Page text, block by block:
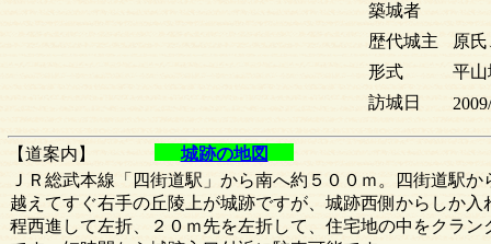
城跡の地図
築城者
歴代城主
原
形式
平山
訪城日
【道案内】
ＪＲ総武本線「四街道駅」から南へ約５００ｍ。四街道駅
越えてすぐ右手の丘陵上が城跡ですが、城跡西側からしか
程西進して左折、２０ｍ先を左折して、住宅地の中をクラ